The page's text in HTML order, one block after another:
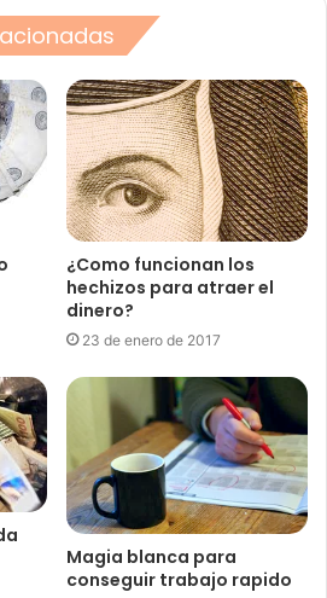
¿Como funcionan los
hechizos para atraer el
dinero?
23 de enero de 2017
Magia blanca para
conseguir trabajo rapido